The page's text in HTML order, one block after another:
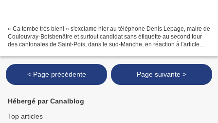
« Ca tombe très bien! » s'exclame hier au téléphone Denis Lepage, maire de
Coulouvray-Boisbenâtre et surtout candidat sans étiquette au second tour
des cantonales de Saint-Pois, dans le sud-Manche, en réaction à l'article
< Page précédente Page suivante >
Hébergé par Canalblog
Top articles